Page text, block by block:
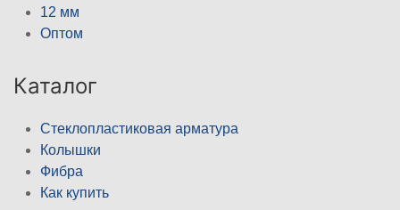
12 мм
Оптом
Каталог
Стеклопластиковая арматура
Колышки
Фибра
Как купить